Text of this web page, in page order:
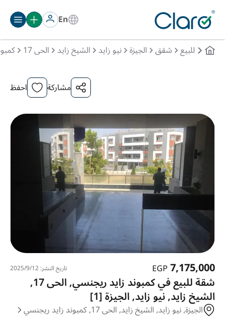
En
للبيع شقق الجيزة نيو زايد الشيخ زايد الحى 17
مشاركة احفظ
7,175,000
EGP تاريخ النشر: 12‏‏/9‏‏/2025
شقة للبيع في كمبوند زايد ريجنسي, الحى 17,
الشيخ زايد, نيو زايد, الجيزة [1]
الجيزة, نيو زايد, الشيخ زايد, الحى 17, كمبوند زايد ريجنسي